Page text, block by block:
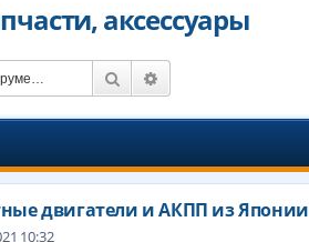
аксессуары
Поиск
двигатели и АКПП из Японии
10:32